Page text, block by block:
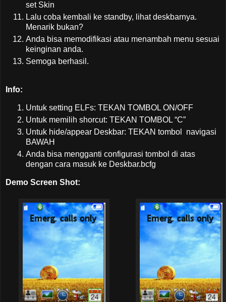
set Skin
Lalu coba kembali ke standby, lihat deskbarnya.
Menarik bukan?
Anda bisa memodifikasi atau menambah menu sesuai
keinginan anda.
Semoga berhasil.
Info:
Untuk setting ELFs: TEKAN TOMBOL ON/OFF
Untuk memilih shorcut: TEKAN TOMBOL “C”
Untuk hide/appear Deskbar: TEKAN tombol navigasi
BAWAH
Anda bisa mengganti configurasi tombol di atas
dengan cara masuk ke Deskbar.bcfg
Demo Screen Shot: